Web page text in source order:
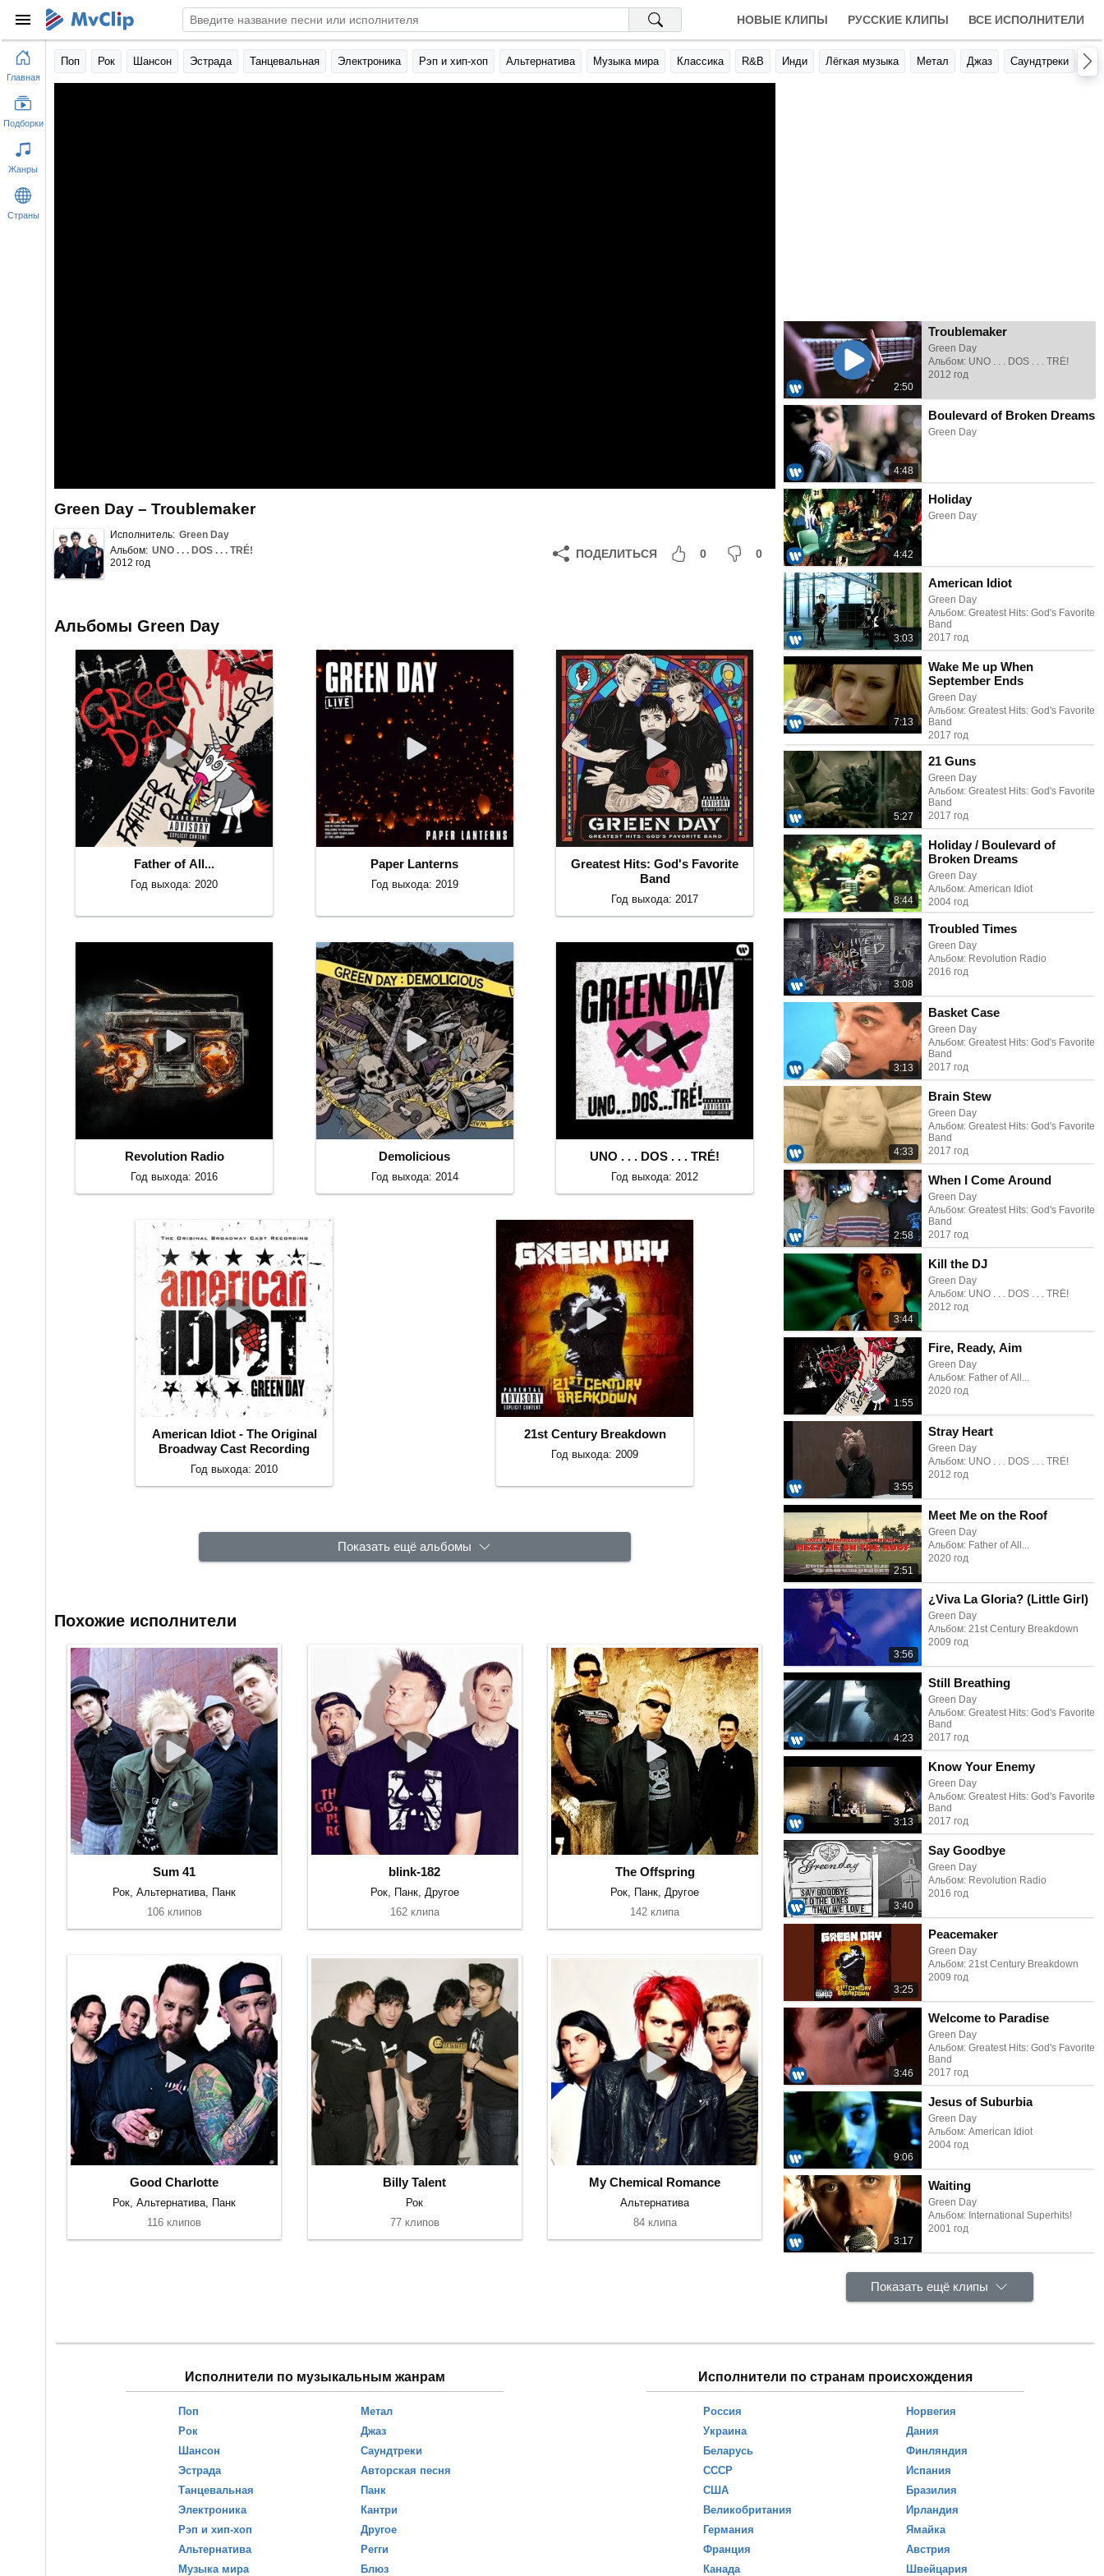
НОВЫЕ КЛИПЫ РУССКИЕ КЛИПЫ ВСЕ ИСПОЛНИТЕЛИ
Поп Рок Шансон Эстрада Танцевальная Электроника Рэп и хип-хоп Альтернатива Музыка мира Классика R&B Инди Лёгкая музыка Метал Джаз Саундтреки
Green Day – Troublemaker
Исполнитель: Green Day
Альбом: UNO . . . DOS . . . TRÉ!
2012 год
ПОДЕЛИТЬСЯ 0 0
2:50
Troublemaker
Green Day
Альбом: UNO . . . DOS . . . TRÉ!
2012 год
4:48
Boulevard of Broken Dreams
Green Day
4:42
Holiday
Green Day
3:03
American Idiot
Green Day
Альбом: Greatest Hits: God's Favorite
Band
2017 год
7:13
Wake Me up When
September Ends
Green Day
Альбом: Greatest Hits: God's Favorite
Band
2017 год
5:27
21 Guns
Green Day
Альбом: Greatest Hits: God's Favorite
Band
2017 год
8:44
Holiday / Boulevard of
Broken Dreams
Green Day
Альбом: American Idiot
2004 год
3:08
Troubled Times
Green Day
Альбом: Revolution Radio
2016 год
3:13
Basket Case
Green Day
Альбом: Greatest Hits: God's Favorite
Band
2017 год
4:33
Brain Stew
Green Day
Альбом: Greatest Hits: God's Favorite
Band
2017 год
2:58
When I Come Around
Green Day
Альбом: Greatest Hits: God's Favorite
Band
2017 год
3:44
Kill the DJ
Green Day
Альбом: UNO . . . DOS . . . TRÉ!
2012 год
1:55
Fire, Ready, Aim
Green Day
Альбом: Father of All...
2020 год
3:55
Stray Heart
Green Day
Альбом: UNO . . . DOS . . . TRÉ!
2012 год
2:51
Meet Me on the Roof
Green Day
Альбом: Father of All...
2020 год
3:56
¿Viva La Gloria? (Little Girl)
Green Day
Альбом: 21st Century Breakdown
2009 год
4:23
Still Breathing
Green Day
Альбом: Greatest Hits: God's Favorite
Band
2017 год
3:13
Know Your Enemy
Green Day
Альбом: Greatest Hits: God's Favorite
Band
2017 год
3:40
Say Goodbye
Green Day
Альбом: Revolution Radio
2016 год
3:25
Peacemaker
Green Day
Альбом: 21st Century Breakdown
2009 год
3:46
Welcome to Paradise
Green Day
Альбом: Greatest Hits: God's Favorite
Band
2017 год
9:06
Jesus of Suburbia
Green Day
Альбом: American Idiot
2004 год
3:17
Waiting
Green Day
Альбом: International Superhits!
2001 год
Показать ещё клипы
Альбомы Green Day
Father of All...
Год выхода: 2020
Paper Lanterns
Год выхода: 2019
Greatest Hits: God's Favorite
Band
Год выхода: 2017
Revolution Radio
Год выхода: 2016
Demolicious
Год выхода: 2014
UNO . . . DOS . . . TRÉ!
Год выхода: 2012
American Idiot - The Original
Broadway Cast Recording
Год выхода: 2010
21st Century Breakdown
Год выхода: 2009
Показать ещё альбомы
Похожие исполнители
Sum 41
Рок, Альтернатива, Панк
106 клипов
blink-182
Рок, Панк, Другое
162 клипа
The Offspring
Рок, Панк, Другое
142 клипа
Good Charlotte
Рок, Альтернатива, Панк
116 клипов
Billy Talent
Рок
77 клипов
My Chemical Romance
Альтернатива
84 клипа
Исполнители по музыкальным жанрам
Поп
Рок
Шансон
Эстрада
Танцевальная
Электроника
Рэп и хип-хоп
Альтернатива
Музыка мира
Метал
Джаз
Саундтреки
Авторская песня
Панк
Кантри
Другое
Регги
Блюз
Исполнители по странам происхождения
Россия
Украина
Беларусь
СССР
США
Великобритания
Германия
Франция
Канада
Норвегия
Дания
Финляндия
Испания
Бразилия
Ирландия
Ямайка
Австрия
Швейцария
Главная
Подборки
Жанры
Страны